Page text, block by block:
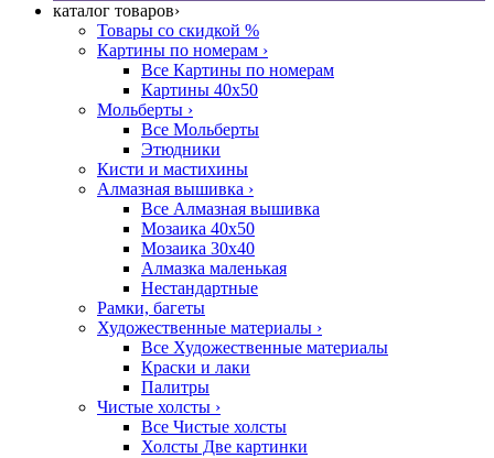
каталог товаров›
Товары со скидкой %
Картины по номерам ›
Все Картины по номерам
Картины 40x50
Мольберты ›
Все Мольберты
Этюдники
Кисти и мастихины
Алмазная вышивка ›
Все Алмазная вышивка
Мозаика 40x50
Мозаика 30x40
Алмазка маленькая
Нестандартные
Рамки, багеты
Художественные материалы ›
Все Художественные материалы
Краски и лаки
Палитры
Чистые холсты ›
Все Чистые холсты
Холсты Две картинки